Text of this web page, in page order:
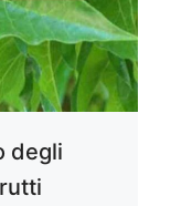
degli